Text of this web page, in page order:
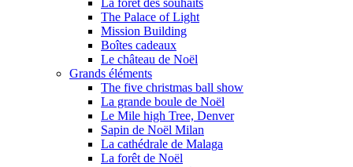
La forêt des souhaits
The Palace of Light
Mission Building
Boîtes cadeaux
Le château de Noël
Grands éléments
The five christmas ball show
La grande boule de Noël
Le Mile high Tree, Denver
Sapin de Noël Milan
La cathédrale de Malaga
La forêt de Noël